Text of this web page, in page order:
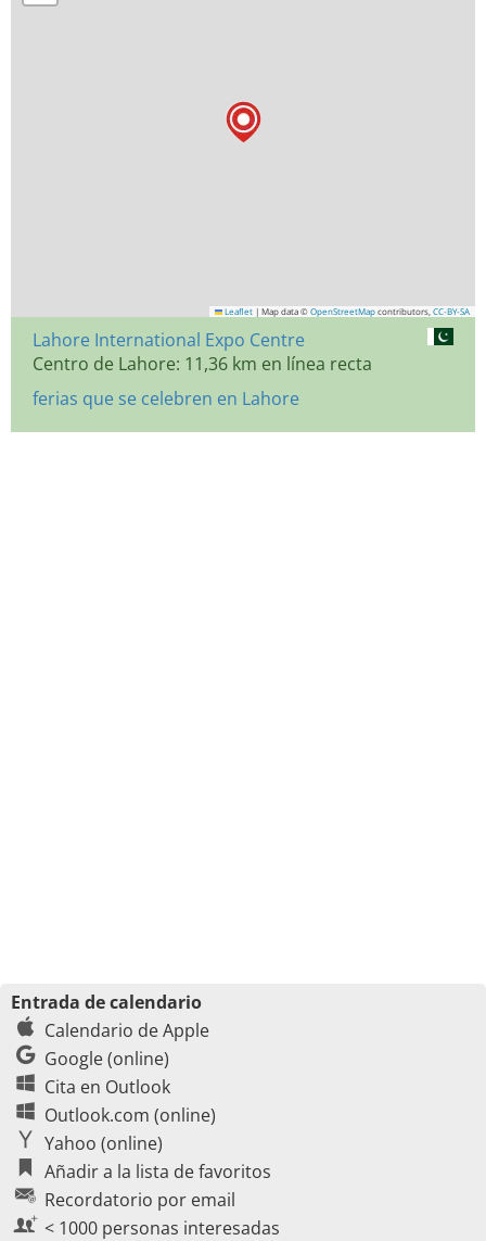
Leaflet | Map data © OpenStreetMap contributors, CC-BY-SA
Lahore International Expo Centre
Centro de Lahore: 11,36 km en línea recta
ferias que se celebren en Lahore
Entrada de calendario
Calendario de Apple
Google (online)
Cita en Outlook
Outlook.com (online)
Yahoo (online)
Añadir a la lista de favoritos
Recordatorio por email
< 1000 personas interesadas